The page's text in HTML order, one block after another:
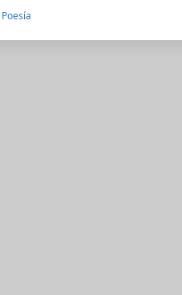
Poesía